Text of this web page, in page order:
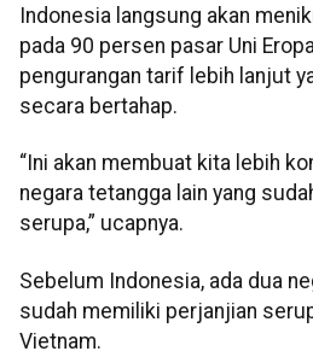
Indonesia langsung akan
pada 90 persen pasar Uni
pengurangan tarif lebih lanjut
secara bertahap.
“Ini akan membuat kita lebih
negara tetangga lain yang
serupa,” ucapnya.
Sebelum Indonesia, ada dua
sudah memiliki perjanjian
Vietnam.